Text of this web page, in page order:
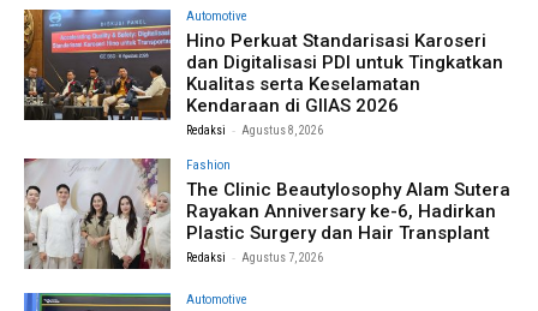
Automotive
Hino Perkuat Standarisasi Karoseri
dan Digitalisasi PDI untuk Tingkatkan
Kualitas serta Keselamatan
Kendaraan di GIIAS 2026
Redaksi - Agustus 8, 2026
Fashion
The Clinic Beautylosophy Alam Sutera
Rayakan Anniversary ke-6, Hadirkan
Plastic Surgery dan Hair Transplant
Redaksi - Agustus 7, 2026
Automotive